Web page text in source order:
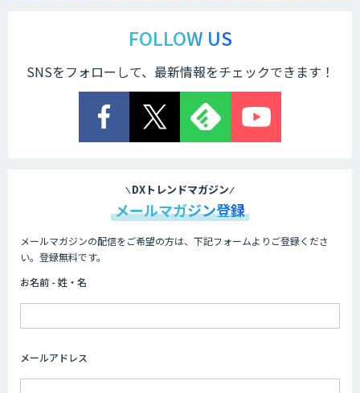
FOLLOW US
SNSをフォローして、最新情報をチェックできます！
DXトレンドマガジン
メールマガジン登録
メールマガジンの配信をご希望の方は、下記フォームよりご登録くださ
い。登録無料です。
お名前 - 姓・名
メールアドレス